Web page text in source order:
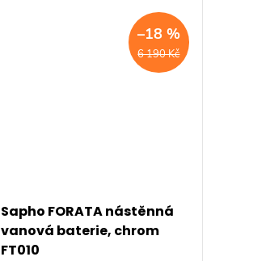
6 190 Kč
–18 %
Sapho FORATA nástěnná
vanová baterie, chrom
FT010